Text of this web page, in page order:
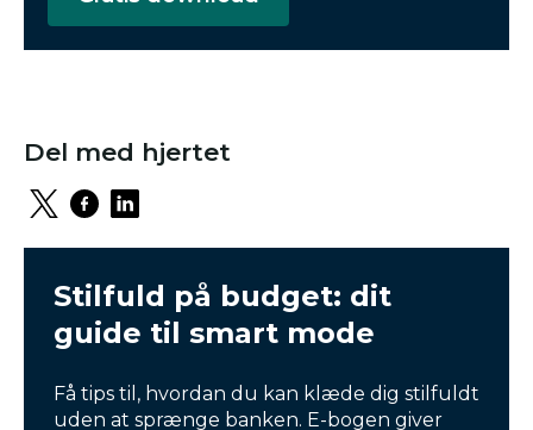
Del med hjertet
Stilfuld på budget: dit
guide til smart mode
Få tips til, hvordan du kan klæde dig stilfuldt
uden at sprænge banken. E-bogen giver